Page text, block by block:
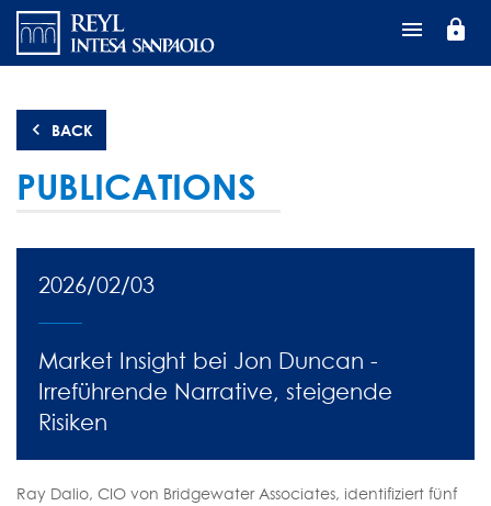
Direkt
zum
Inhalt
lock
BACK
PUBLICATIONS
2026/02/03
Market Insight bei Jon Duncan -
Irreführende Narrative, steigende
Risiken
Ray Dalio, CIO von Bridgewater Associates, identifiziert fünf